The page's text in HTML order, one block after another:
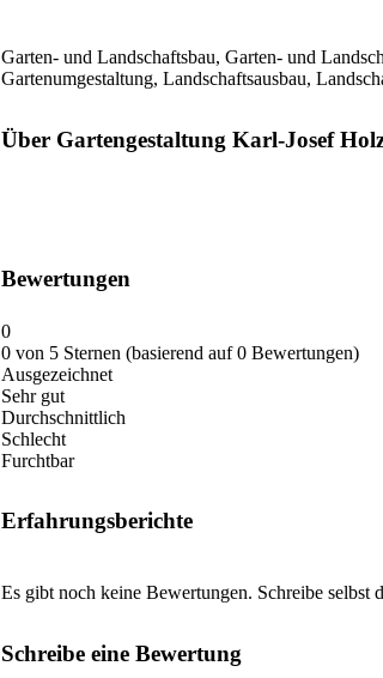
Garten- und Landschaftsbau, Garten- und
Gartenumgestaltung, Landschaftsausbau,
Über Gartengestaltung Karl-Josef
Bewertungen
0
0 von 5 Sternen (basierend auf 0 Bewertungen)
Ausgezeichnet
Sehr gut
Durchschnittlich
Schlecht
Furchtbar
Erfahrungsberichte
Es gibt noch keine Bewertungen. Schreibe selbst
Schreibe eine Bewertung